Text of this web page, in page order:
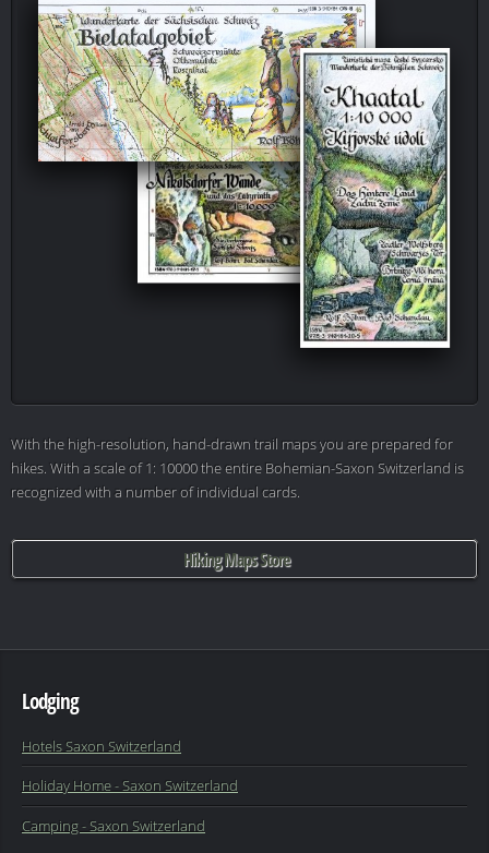
With the high-resolution, hand-drawn trail maps you are prepared for
hikes. With a scale of 1: 10000 the entire Bohemian-Saxon Switzerland is
recognized with a number of individual cards.
Hiking Maps Store
Lodging
Hotels Saxon Switzerland
Holiday Home - Saxon Switzerland
Camping - Saxon Switzerland